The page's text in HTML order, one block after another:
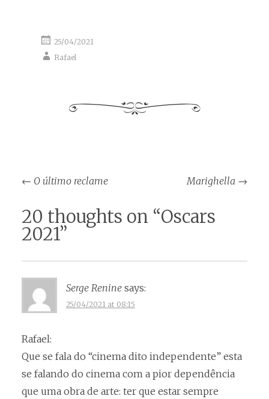
25/04/2021
Rafael
Post
navigation
← O último reclame Marighella →
20 thoughts on “Oscars
2021”
Serge Renine says:
25/04/2021 at 08:15
Rafael:
Que se fala do “cinema dito independente” esta
se falando do cinema com a pior dependência
que uma obra de arte: ter que estar sempre